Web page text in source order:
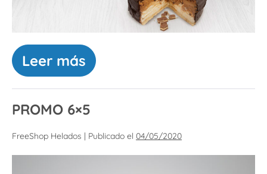
Leer más
PROMO 6×5
FreeShop Helados | Publicado el 04/05/2020